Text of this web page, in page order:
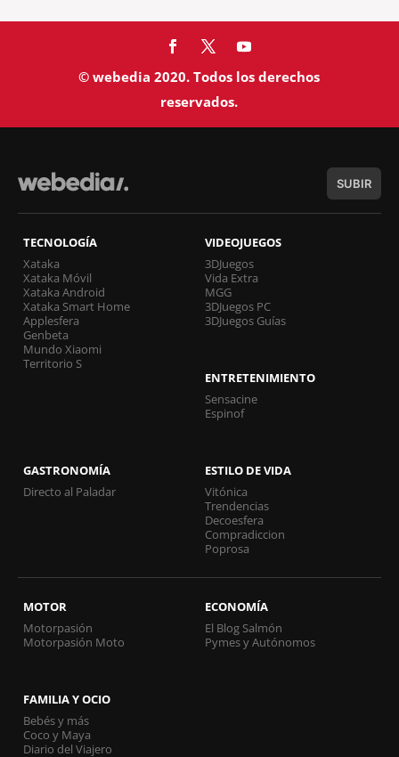
© webedia 2020. Todos los derechos
reservados.
SUBIR
TECNOLOGÍA
Xataka
Xataka Móvil
Xataka Android
Xataka Smart Home
Applesfera
Genbeta
Mundo Xiaomi
Territorio S
VIDEOJUEGOS
3DJuegos
Vida Extra
MGG
3DJuegos PC
3DJuegos Guías
ENTRETENIMIENTO
Sensacine
Espinof
GASTRONOMÍA
Directo al Paladar
ESTILO DE VIDA
Vitónica
Trendencias
Decoesfera
Compradiccion
Poprosa
MOTOR
Motorpasión
Motorpasión Moto
ECONOMÍA
El Blog Salmón
Pymes y Autónomos
FAMILIA Y OCIO
Bebés y más
Coco y Maya
Diario del Viajero